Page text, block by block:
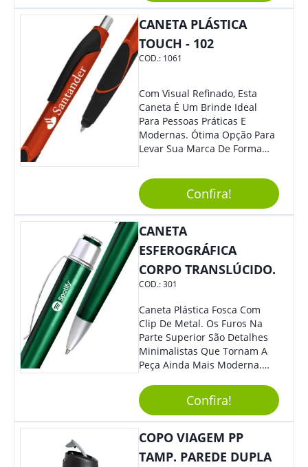
Sua Empresa.
CANETA PLÁSTICA
TOUCH - 102
COD.: 1061
Com Visual Refinado, Esta
Caneta É Um Brinde Ideal
Para Pessoas Práticas E
Modernas. Ótima Opção Para
Levar Sua Marca De Forma
Sua Empresa Em Eventos,
Reuniões Corporativas Ou Até
Mesmo Para Presentear
Colaboradores E Parceiros De
Sua Empresa.
Confira!
CANETA
ESFEROGRÁFICA
CORPO TRANSLÚCIDO.
COD.:301
Caneta Plástica Fosca Com
Clip De Metal. Os Furos Na
Parte Superior São Detalhes
Minimalistas Que Tornam A
Peça Ainda Mais Moderna.
Em Que Deseja Presentear
Seus Convidados E Clientes.
Acionamento Por Clic.
Confira!
COPO VIAGEM PP
TAMP. PAREDE DUPLA